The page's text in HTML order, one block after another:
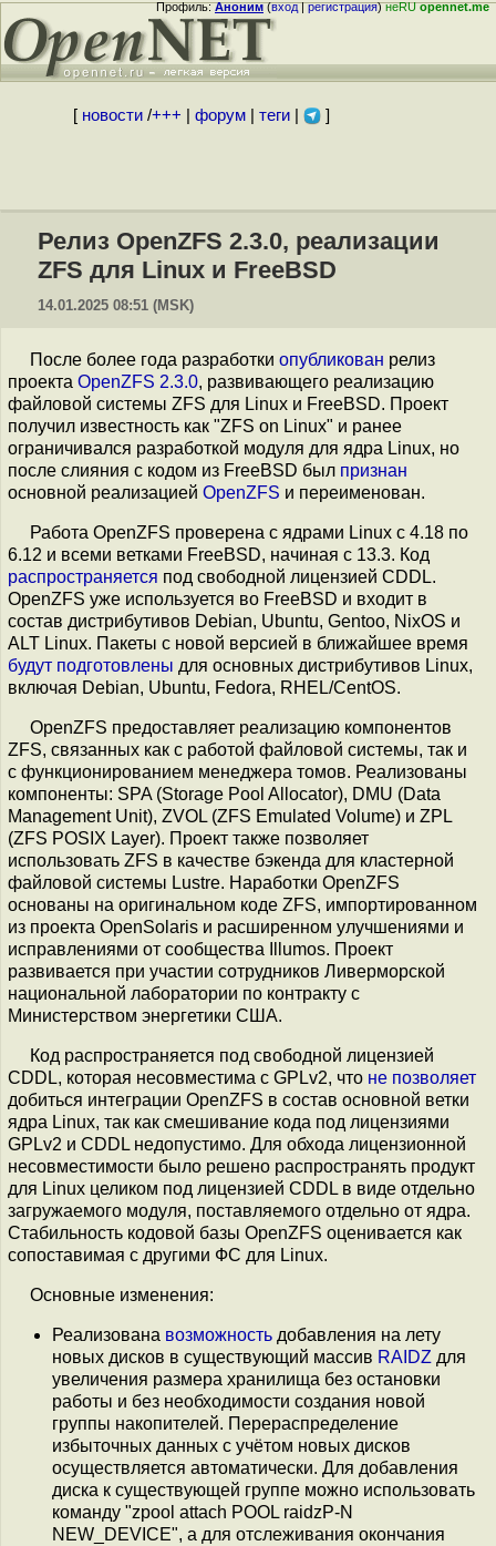
Профиль:Аноним(вход|регистрация)неRUopennet.me
[ новости/+++ форум| теги| ]
Релиз OpenZFS 2.3.0, реализации
ZFS для Linux и FreeBSD
14.01.2025 08:51 (MSK)
После более года разработки опубликован релиз
проекта OpenZFS 2.3.0, развивающего реализацию
файловой системы ZFS для Linux и FreeBSD. Проект
получил известность как "ZFS on Linux" и ранее
ограничивался разработкой модуля для ядра Linux, но
после слияния с кодом из FreeBSD был признан
основной реализацией OpenZFS и переименован.
Работа OpenZFS проверена с ядрами Linux c 4.18 по
6.12 и всеми ветками FreeBSD, начиная с 13.3. Код
распространяется под свободной лицензией CDDL.
OpenZFS уже используется во FreeBSD и входит в
состав дистрибутивов Debian, Ubuntu, Gentoo, NixOS и
ALT Linux. Пакеты с новой версией в ближайшее время
будут подготовлены для основных дистрибутивов Linux,
включая Debian, Ubuntu, Fedora, RHEL/CentOS.
OpenZFS предоставляет реализацию компонентов
ZFS, связанных как с работой файловой системы, так и
с функционированием менеджера томов. Реализованы
компоненты: SPA (Storage Pool Allocator), DMU (Data
Management Unit), ZVOL (ZFS Emulated Volume) и ZPL
(ZFS POSIX Layer). Проект также позволяет
использовать ZFS в качестве бэкенда для кластерной
файловой системы Lustre. Наработки OpenZFS
основаны на оригинальном коде ZFS, импортированном
из проекта OpenSolaris и расширенном улучшениями и
исправлениями от сообщества Illumos. Проект
развивается при участии сотрудников Ливерморской
национальной лаборатории по контракту с
Министерством энергетики США.
Код распространяется под свободной лицензией
CDDL, которая несовместима с GPLv2, что не позволяет
добиться интеграции OpenZFS в состав основной ветки
ядра Linux, так как смешивание кода под лицензиями
GPLv2 и CDDL недопустимо. Для обхода лицензионной
несовместимости было решено распространять продукт
для Linux целиком под лицензией CDDL в виде отдельно
загружаемого модуля, поставляемого отдельно от ядра.
Стабильность кодовой базы OpenZFS оценивается как
сопоставимая с другими ФС для Linux.
Основные изменения:
Реализована возможность добавления на лету
новых дисков в существующий массив RAIDZ для
увеличения размера хранилища без остановки
работы и без необходимости создания новой
группы накопителей. Перераспределение
избыточных данных с учётом новых дисков
осуществляется автоматически. Для добавления
диска к существующей группе можно использовать
команду "zpool attach POOL raidzP-N
NEW_DEVICE", а для отслеживания окончания